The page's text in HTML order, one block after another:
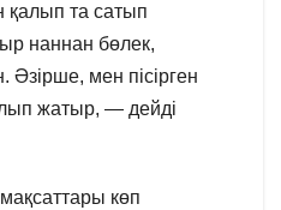
қалып та сатып
наннан бөлек,
Әзірше, мен пісірген
жатыр, — дейді
мақсаттары көп